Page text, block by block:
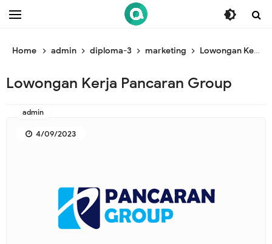
/* ganti br end */
Home admin diploma-3 marketing Lowongan Kerja Pancaran Group
Lowongan Kerja Pancaran Group
admin
4/09/2023